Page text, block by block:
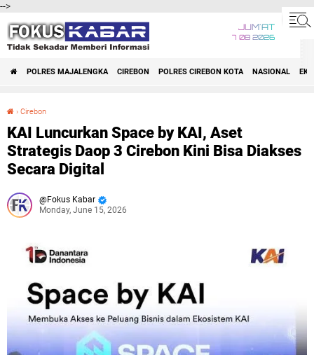
-->
JUM'AT
7 08 2026
POLRES MAJALENGKA CIREBON POLRES CIREBON KOTA NASIONAL
› Cirebon
KAI Luncurkan Space by KAI, Aset
Strategis Daop 3 Cirebon Kini Bisa Diakses
Secara Digital
Fokus Kabar
Monday, June 15, 2026